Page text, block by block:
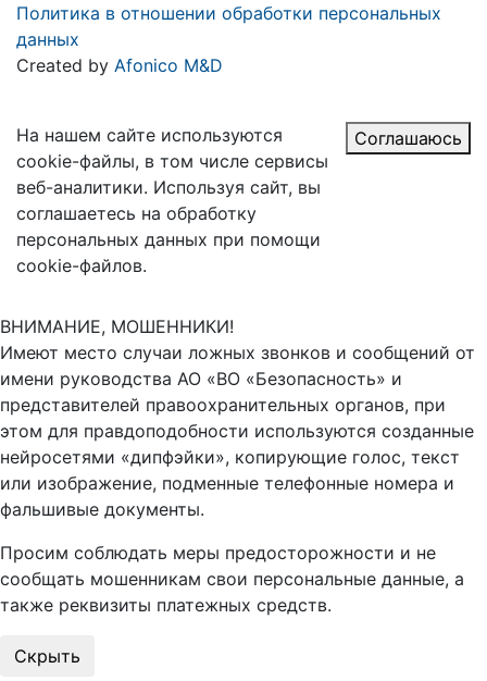
Политика в отношении обработки персональных
данных
Created by Afonico M&D
На нашем сайте используются
cookie-файлы, в том числе сервисы
веб-аналитики. Используя сайт, вы
соглашаетесь на обработку
персональных данных при помощи
cookie-файлов.
Соглашаюсь
ВНИМАНИЕ, МОШЕННИКИ!
Имеют место случаи ложных звонков и сообщений от
имени руководства АО «ВО «Безопасность» и
представителей правоохранительных органов, при
этом для правдоподобности используются созданные
нейросетями «дипфэйки», копирующие голос, текст
или изображение, подменные телефонные номера и
фальшивые документы.
Просим соблюдать меры предосторожности и не
сообщать мошенникам свои персональные данные, а
также реквизиты платежных средств.
Скрыть